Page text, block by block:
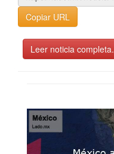
Copiar URL
Leer noticia completa.